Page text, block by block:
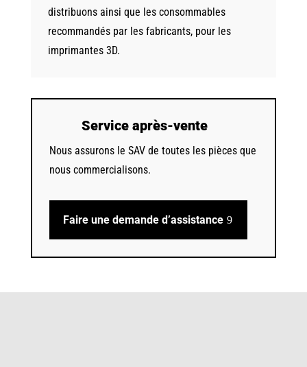
distribuons ainsi que les consommables
recommandés par les fabricants, pour les
imprimantes 3D.
Service après-vente
Nous assurons le SAV de toutes les pièces que
nous commercialisons.
Faire une demande d’assistance